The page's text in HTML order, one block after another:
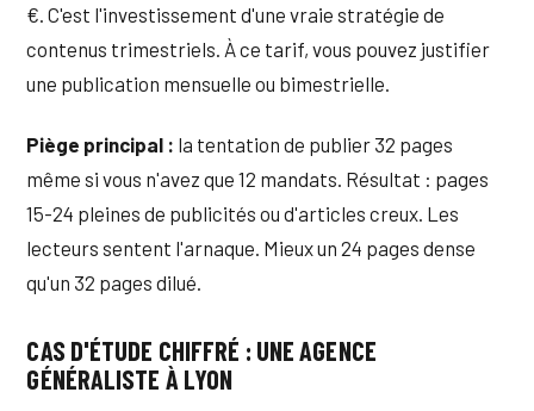
€. C'est l'investissement d'une vraie stratégie de
contenus trimestriels. À ce tarif, vous pouvez justifier
une publication mensuelle ou bimestrielle.
Piège principal : la tentation de publier 32 pages
même si vous n'avez que 12 mandats. Résultat : pages
15-24 pleines de publicités ou d'articles creux. Les
lecteurs sentent l'arnaque. Mieux un 24 pages dense
qu'un 32 pages dilué.
CAS D'ÉTUDE CHIFFRÉ : UNE AGENCE
GÉNÉRALISTE À LYON